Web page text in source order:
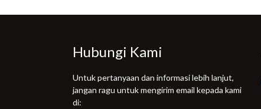
Hubungi Kami
Untuk pertanyaan dan informasi lebih lanjut,
jangan ragu untuk mengirim email kepada kami
di: